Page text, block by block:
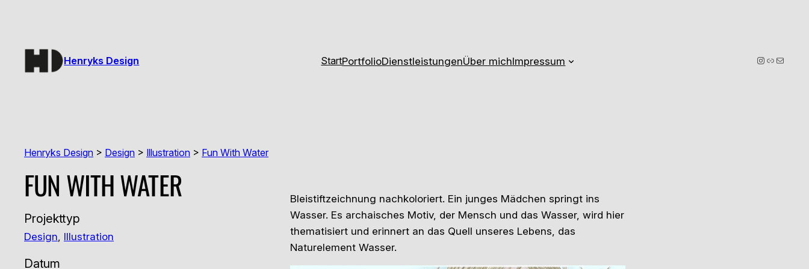
Henryks Design StartPortfolioDienstleistungenÜber michImpressum Instagram ProfilLebenslauf Robert Goerlich
E-Mail
Henryks Design > Design > Illustration > Fun With Water
FUN WITH WATER
Projekttyp
Design, Illustration
Datum
Bleistiftzeichnung nachkoloriert. Ein junges Mädchen springt ins
Wasser. Es archaisches Motiv, der Mensch und das Wasser, wird hier
thematisiert und erinnert an das Quell unseres Lebens, das
Naturelement Wasser.